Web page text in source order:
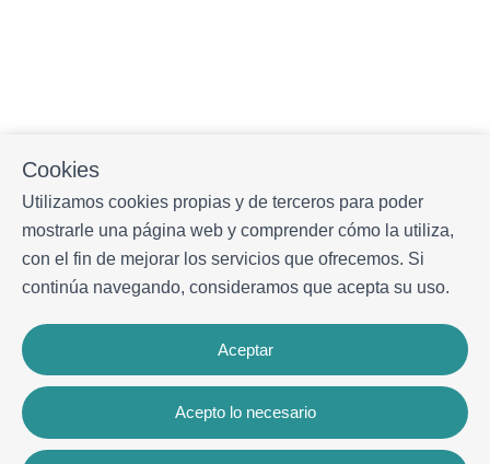
Cookies
Utilizamos cookies propias y de terceros para poder
mostrarle una página web y comprender cómo la utiliza,
con el fin de mejorar los servicios que ofrecemos. Si
continúa navegando, consideramos que acepta su uso.
Aceptar
Acepto lo necesario